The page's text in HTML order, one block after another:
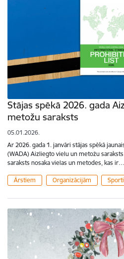
Stājas spēkā 2026. gada
metožu saraksts
05.01.2026.
Ar 2026. gada 1. janvāri stājas spēkā
(WADA) Aizliegto vielu un metožu
saraksts nosaka vielas un metodes, kas ir…
Ārstiem Organizācijām